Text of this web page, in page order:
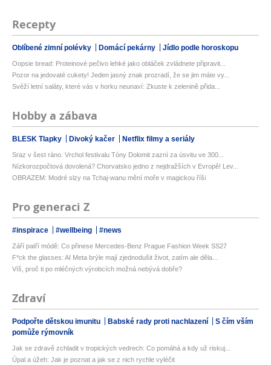
Recepty
Oblíbené zimní polévky Domácí pekárny Jídlo podle horoskopu
Oopsie bread: Proteinové pečivo lehké jako obláček zvládnete připravit...
Pozor na jedovaté cukety! Jeden jasný znak prozradí, že se jim máte vy...
Svěží letní saláty, které vás v horku neunaví: Zkuste k zelenině přida...
Hobby a zábava
BLESK Tlapky Divoký kačer Netflix filmy a seriály
Sraz v šest ráno. Vrchol festivalu Tóny Dolomit zazní za úsvitu ve 300...
Nízkorozpočtová dovolená? Chorvatsko jedno z nejdražších v Evropě! Lev...
OBRAZEM: Modré slzy na Tchaj-wanu mění moře v magickou říši
Pro generaci Z
#inspirace #wellbeing #news
Září patří módě: Co přinese Mercedes-Benz Prague Fashion Week SS27
F*ck the glasses: AI Meta brýle mají zjednodušit život, zatím ale děla...
Víš, proč ti po mléčných výrobcích možná nebývá dobře?
Zdraví
Podpořte dětskou imunitu Babské rady proti nachlazení
S čím vším
pomůže rýmovník
Jak se zdravě zchladit v tropických vedrech: Co pomáhá a kdy už riskuj...
Úpal a úžeh: Jak je poznat a jak se z nich rychle vyléčit